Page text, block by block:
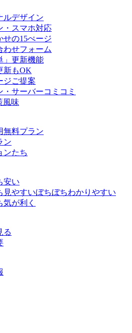
ルデザイン
・スマホ対応
せの15ぺージ
わせフォーム
」更新機能
新もOK
ジご提案
・サーバーコミコミ
風味
無料プラン
ン
ンたち
安い
見やすいぼちぼちわかりやすい
気が利く
る